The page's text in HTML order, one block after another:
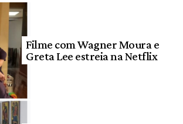
Filme com Wagner Moura e
Greta Lee estreia na Netflix